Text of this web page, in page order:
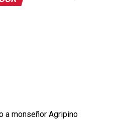
a monseñor Agripino